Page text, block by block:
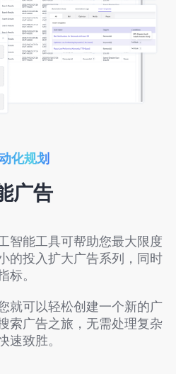
化规划
广告
智能工具可帮助您最大限度
的投入扩大广告系列，同时
。
就可以轻松创建一个新的广
索广告之旅，无需处理复杂
速致胜。